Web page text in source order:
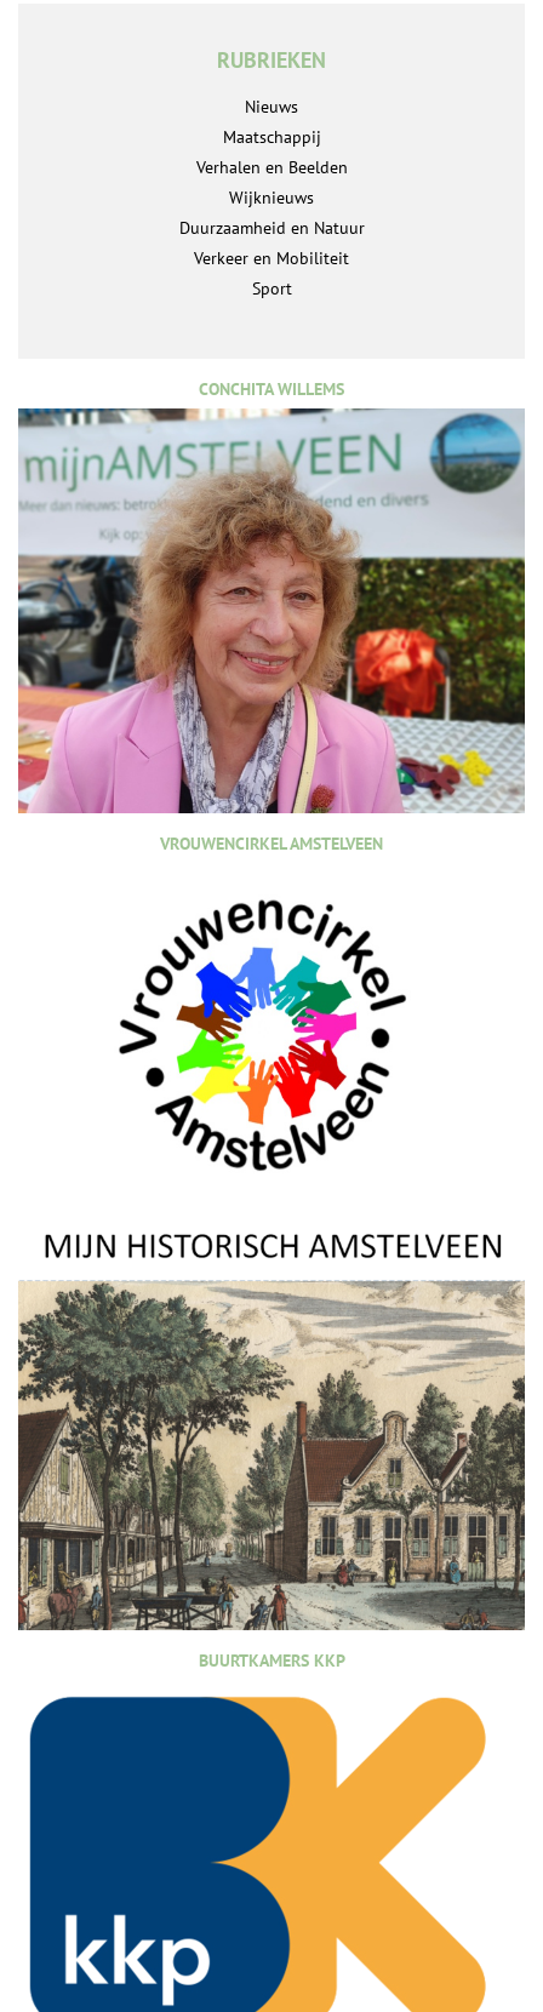
RUBRIEKEN
Nieuws
Maatschappij
Verhalen en Beelden
Wijknieuws
Duurzaamheid en Natuur
Verkeer en Mobiliteit
Sport
CONCHITA WILLEMS
VROUWENCIRKEL AMSTELVEEN
BUURTKAMERS KKP